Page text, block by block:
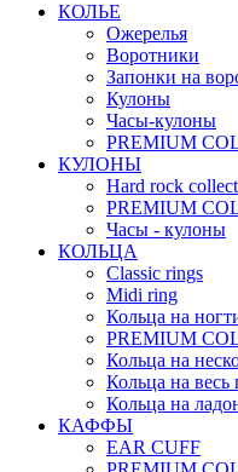
КОЛЬЕ
Ожерелья
Воротники
Запонки на
Кулоны
Часы-кулоны
PREMIUM
КУЛОНЫ
Hard rock
PREMIUM
Часы - кулоны
КОЛЬЦА
Classic rings
Midi ring
Кольца на
PREMIUM
Кольца на
Кольца на весь
Кольца на
КАФФЫ
EAR CUFF